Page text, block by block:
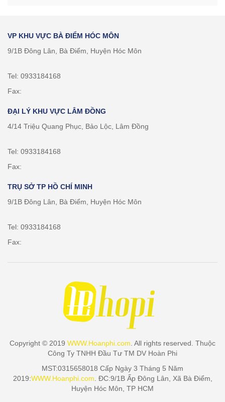
VP KHU VỰC BÀ ĐIỂM HÓC MÔN
9/1B Đông Lân, Bà Điểm, Huyện Hóc Môn
Tel: 0933184168
Fax:
ĐẠI LÝ KHU VỰC LÂM ĐỒNG
4/14 Triệu Quang Phục, Bảo Lộc, Lâm Đồng
Tel: 0933184168
Fax:
TRỤ SỞ TP HỒ CHÍ MINH
9/1B Đông Lân, Bà Điểm, Huyện Hóc Môn
Tel: 0933184168
Fax:
Copyright © 2019 WWW.Hoanphi.com. All rights reserved. Thuộc
Công Ty TNHH Đầu Tư TM DV Hoàn Phi
MST:0315658018 Cấp Ngày 3 Tháng 5 Năm
2019:WWW.Hoanphi.com. ĐC:9/1B Ấp Đông Lân, Xã Bà Điểm,
Huyện Hóc Môn, TP HCM